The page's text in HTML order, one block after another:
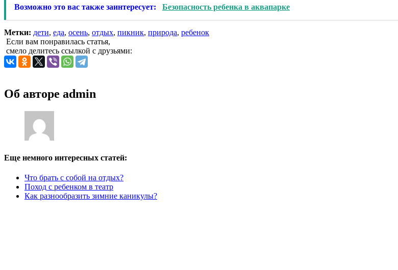
Возможно это вас также заинтересует: Безопасность ребенка в аквапарке
Метки: дети, еда, осень, отдых, пикник, природа, ребенок
Если вам понравилась статья,
смело делитесь ссылкой с друзьями:
Об авторе admin
Еще немного интересных статей:
Что брать с собой на отдых?
Поход с ребенком в театр
Как разнообразить зимние каникулы?